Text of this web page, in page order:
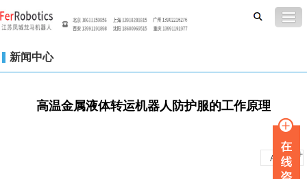
新闻中心
高温金属液体转运机器人防护服的工作原理
A A +